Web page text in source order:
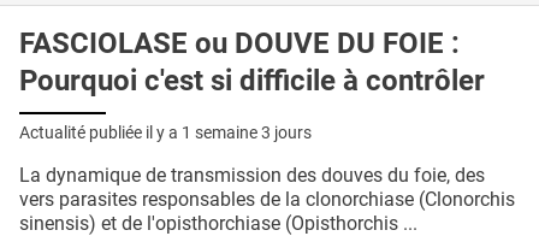
FASCIOLASE ou DOUVE DU FOIE :
Pourquoi c'est si difficile à contrôler
Actualité publiée il y a 1 semaine 3 jours
La dynamique de transmission des douves du foie, des
vers parasites responsables de la clonorchiase (Clonorchis
sinensis) et de l'opisthorchiase (Opisthorchis ...